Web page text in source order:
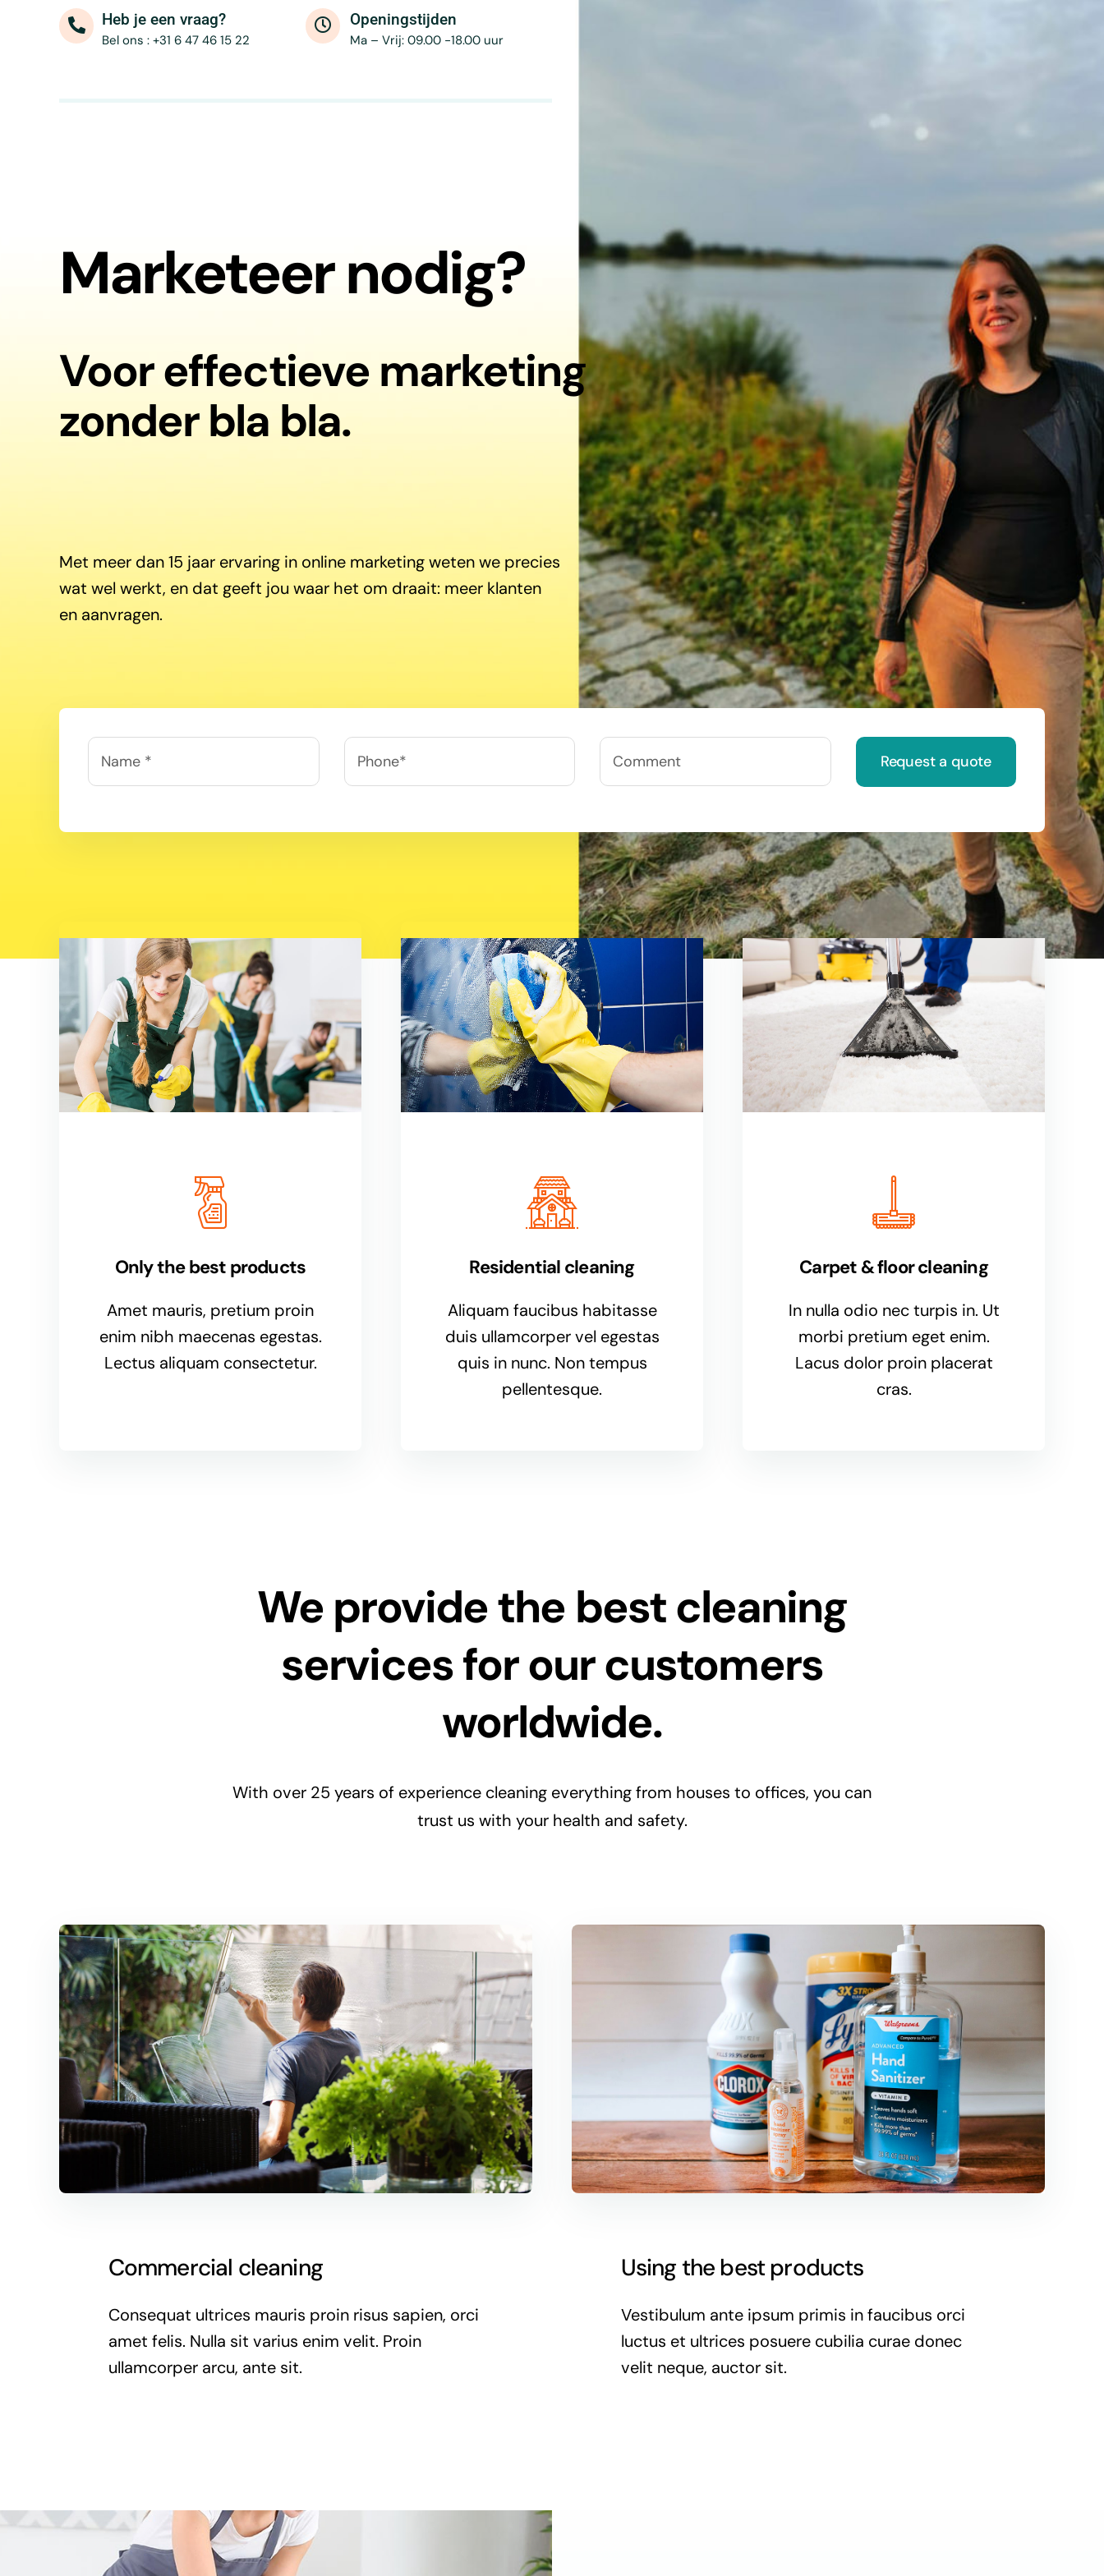
Heb je een vraag?
Bel ons : +31 6 47 46 15 22
Openingstijden
Ma – Vrij: 09.00 -18.00 uur
Marketeer nodig?
Voor effectieve marketing
zonder bla bla.
Met meer dan 15 jaar ervaring in online marketing weten we precies
wat wel werkt, en dat geeft jou waar het om draait: meer klanten
en aanvragen.
Only the best products
Amet mauris, pretium proin
enim nibh maecenas egestas.
Lectus aliquam consectetur.
Residential cleaning
Aliquam faucibus habitasse
duis ullamcorper vel egestas
quis in nunc. Non tempus
pellentesque.
Carpet & floor cleaning
In nulla odio nec turpis in. Ut
morbi pretium eget enim.
Lacus dolor proin placerat
cras.
We provide the best cleaning
services for our customers
worldwide.
With over 25 years of experience cleaning everything from houses to offices, you can
trust us with your health and safety.
Commercial cleaning
Consequat ultrices mauris proin risus sapien, orci
amet felis. Nulla sit varius enim velit. Proin
ullamcorper arcu, ante sit.
Using the best products
Vestibulum ante ipsum primis in faucibus orci
luctus et ultrices posuere cubilia curae donec
velit neque, auctor sit.